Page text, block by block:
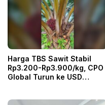
Harga TBS Sawit Stabil
Rp3.200-Rp3.900/kg, CPO
Global Turun ke USD